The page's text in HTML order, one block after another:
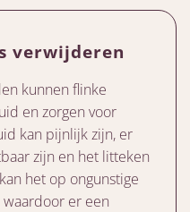
verwijderen
kunnen flinke
en zorgen voor
kan pijnlijk zijn, er
zijn en het litteken
het op ongunstige
er een